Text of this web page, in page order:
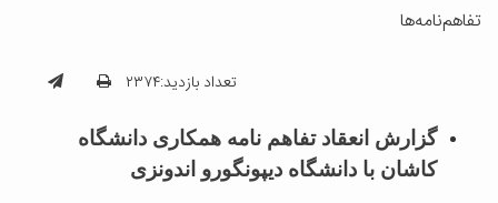
تفاهم‌نامه‌ها
تعداد بازدید:۲۳۷۴
گزارش انعقاد تفاهم نامه همکاری دانشگاه
کاشان با دانشگاه دیپونگورو اندونزی